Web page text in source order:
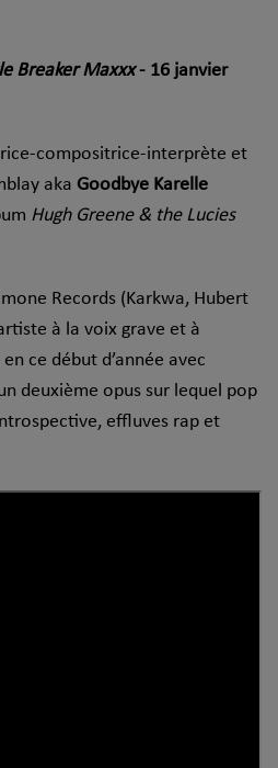
Breaker Maxxx- 16 janvier
compositrice-interprète et
aka Goodbye Karelle
Hugh Greene & the Lucies
Records (Karkwa, Hubert
à la voix grave et à
ce début d’année avec
deuxième opus sur lequel pop
effluves rap et